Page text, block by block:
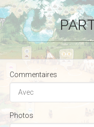
Commentaires
Photos